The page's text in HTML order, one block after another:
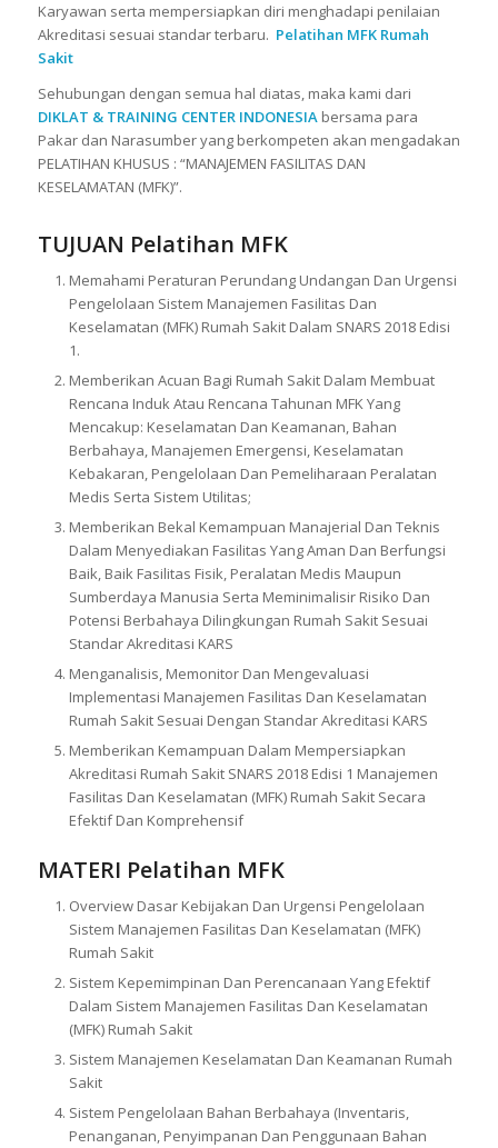
Karyawan serta mempersiapkan diri menghadapi penilaian
Akreditasi sesuai standar terbaru. Pelatihan MFK Rumah
Sakit
Sehubungan dengan semua hal diatas, maka kami dari
DIKLAT & TRAINING CENTER INDONESIAbersama para
Pakar dan Narasumber yang berkompeten akan mengadakan
PELATIHAN KHUSUS : “MANAJEMEN FASILITAS DAN
KESELAMATAN (MFK)”.
TUJUAN Pelatihan MFK
Memahami Peraturan Perundang Undangan Dan Urgensi
Pengelolaan Sistem Manajemen Fasilitas Dan
Keselamatan (MFK) Rumah Sakit Dalam SNARS 2018 Edisi
1.
Memberikan Acuan Bagi Rumah Sakit Dalam Membuat
Rencana Induk Atau Rencana Tahunan MFK Yang
Mencakup: Keselamatan Dan Keamanan, Bahan
Berbahaya, Manajemen Emergensi, Keselamatan
Kebakaran, Pengelolaan Dan Pemeliharaan Peralatan
Medis Serta Sistem Utilitas;
Memberikan Bekal Kemampuan Manajerial Dan Teknis
Dalam Menyediakan Fasilitas Yang Aman Dan Berfungsi
Baik, Baik Fasilitas Fisik, Peralatan Medis Maupun
Sumberdaya Manusia Serta Meminimalisir Risiko Dan
Potensi Berbahaya Dilingkungan Rumah Sakit Sesuai
Standar Akreditasi KARS
Menganalisis, Memonitor Dan Mengevaluasi
Implementasi Manajemen Fasilitas Dan Keselamatan
Rumah Sakit Sesuai Dengan Standar Akreditasi KARS
Memberikan Kemampuan Dalam Mempersiapkan
Akreditasi Rumah Sakit SNARS 2018 Edisi 1 Manajemen
Fasilitas Dan Keselamatan (MFK) Rumah Sakit Secara
Efektif Dan Komprehensif
MATERI Pelatihan MFK
Overview Dasar Kebijakan Dan Urgensi Pengelolaan
Sistem Manajemen Fasilitas Dan Keselamatan (MFK)
Rumah Sakit
Sistem Kepemimpinan Dan Perencanaan Yang Efektif
Dalam Sistem Manajemen Fasilitas Dan Keselamatan
(MFK) Rumah Sakit
Sistem Manajemen Keselamatan Dan Keamanan Rumah
Sakit
Sistem Pengelolaan Bahan Berbahaya (Inventaris,
Penanganan, Penyimpanan Dan Penggunaan Bahan